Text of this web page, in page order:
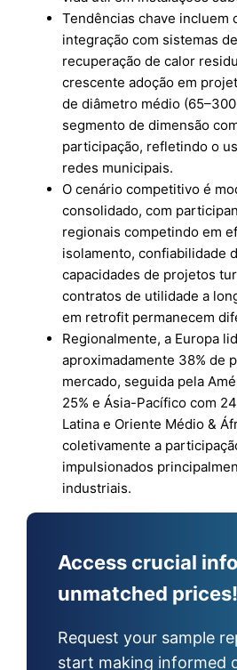
Tendências chave incluem
integração com sistemas
recuperação de calor
crescente adoção em
de diâmetro médio
segmento de dimensão
participação, refletindo o
redes municipais.
O cenário competitivo é
consolidado, com
regionais competindo em
isolamento, confiabilidade
capacidades de projetos
contratos de utilidade a
em retrofit permanecem
Regionalmente, a Europa
aproximadamente 38% de
mercado, seguida pela
25% e Ásia-Pacífico com
Latina e Oriente Médio &
coletivamente a
impulsionados
industriais.
Access crucial
unmatched prices!
Request your sample
start making informed